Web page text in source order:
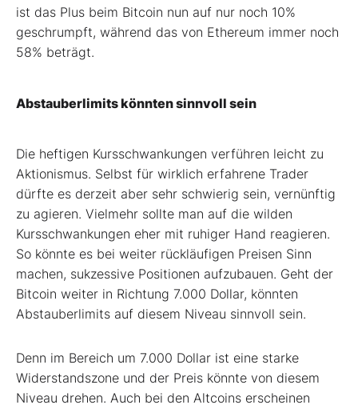
ist das Plus beim Bitcoin nun auf nur noch 10%
geschrumpft, während das von Ethereum immer noch
58% beträgt.
Abstauberlimits könnten sinnvoll sein
Die heftigen Kursschwankungen verführen leicht zu
Aktionismus. Selbst für wirklich erfahrene Trader
dürfte es derzeit aber sehr schwierig sein, vernünftig
zu agieren. Vielmehr sollte man auf die wilden
Kursschwankungen eher mit ruhiger Hand reagieren.
So könnte es bei weiter rückläufigen Preisen Sinn
machen, sukzessive Positionen aufzubauen. Geht der
Bitcoin weiter in Richtung 7.000 Dollar, könnten
Abstauberlimits auf diesem Niveau sinnvoll sein.
Denn im Bereich um 7.000 Dollar ist eine starke
Widerstandszone und der Preis könnte von diesem
Niveau drehen. Auch bei den Altcoins erscheinen